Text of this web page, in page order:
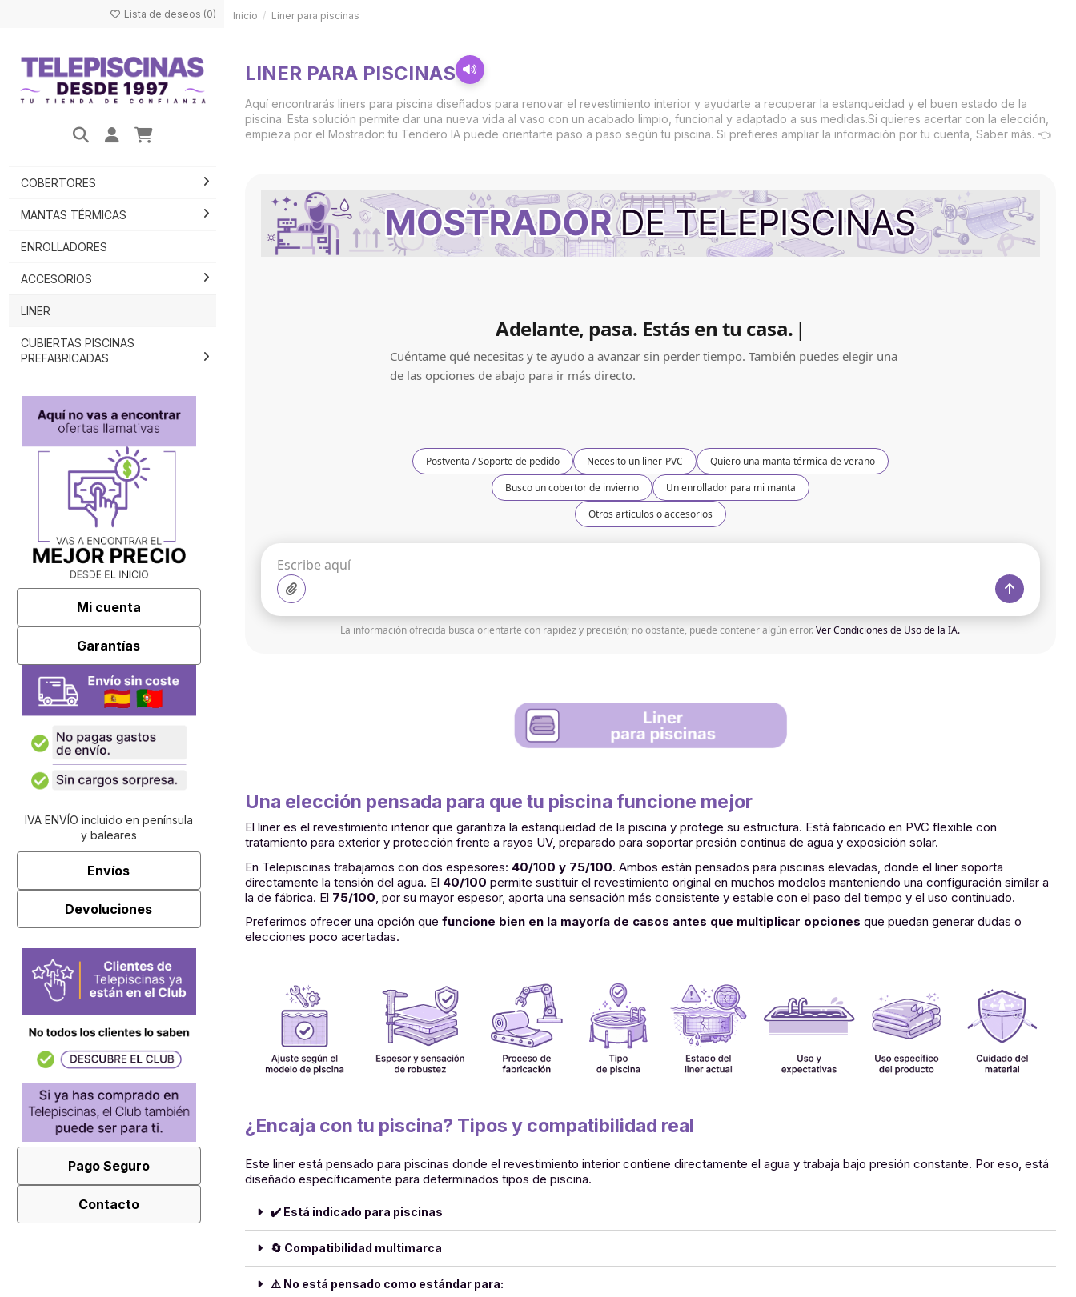
Lista de deseos (0)
COBERTORES
MANTAS TÉRMICAS
ENROLLADORES
ACCESORIOS
LINER
CUBIERTAS PISCINAS
PREFABRICADAS
Mi cuenta
Garantías
IVA ENVÍO incluido en península
y baleares
Envíos
Devoluciones
Pago Seguro
Contacto
Inicio Liner para piscinas
LINER PARA PISCINAS
Aquí encontrarás liners para piscina diseñados para renovar el revestimiento interior y ayudarte a recuperar la estanqueidad y el buen estado de la
piscina. Esta solución permite dar una nueva vida al vaso con un acabado limpio, funcional y adaptado a sus medidas.Si quieres acertar con la elección,
empieza por el Mostrador: tu Tendero IA puede orientarte paso a paso según tu piscina. Si prefieres ampliar la información por tu cuenta, Saber más. 👈
Adelante, pasa. Estás en tu casa.
Cuéntame qué necesitas y te ayudo a avanzar sin perder tiempo. También puedes elegir una
de las opciones de abajo para ir más directo.
Postventa / Soporte de pedido Necesito un liner-PVC
Quiero una manta térmica de verano
Busco un cobertor de invierno
Un enrollador para mi manta
Otros artículos o accesorios
La información ofrecida busca orientarte con rapidez y precisión; no obstante, puede contener algún error.Ver Condiciones de Uso de la IA.
Una elección pensada para que tu piscina funcione mejor
El liner es el revestimiento interior que garantiza la estanqueidad de la piscina y protege su estructura. Está fabricado en PVC flexible con
tratamiento para exterior y protección frente a rayos UV, preparado para soportar presión continua de agua y exposición solar.
En Telepiscinas trabajamos con dos espesores: 40/100 y 75/100. Ambos están pensados para piscinas elevadas, donde el liner soporta
directamente la tensión del agua. El 40/100 permite sustituir el revestimiento original en muchos modelos manteniendo una configuración similar a
la de fábrica. El 75/100 , por su mayor espesor, aporta una sensación más consistente y estable con el paso del tiempo y el uso continuado.
Preferimos ofrecer una opción que funcione bien en la mayoría de casos antes que multiplicar opciones que puedan generar dudas o
elecciones poco acertadas.
¿Encaja con tu piscina? Tipos y compatibilidad real
Este liner está pensado para piscinas donde el revestimiento interior contiene directamente el agua y trabaja bajo presión constante. Por eso, está
diseñado específicamente para determinados tipos de piscina.
✔️ Está indicado para piscinas
🔄 Compatibilidad multimarca
⚠️ No está pensado como estándar para: